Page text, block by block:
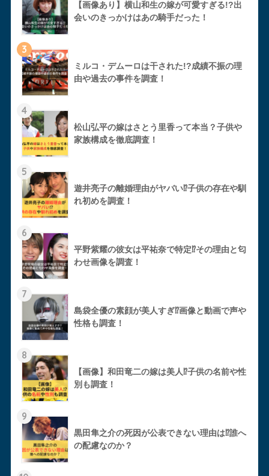
【画像あり】横山和生の嫁が可愛すぎる!?出
会いのきっかけはあの騎手だった！
3
ミルコ・デムーロは干された!?成績不振の理
由や過去の事件を調査！
4
松山弘平の嫁はさとう里香って本当？子供や
家族構成を徹底調査！
5
遊井亮子の離婚理由がヤバい⁉︎子供の存在や馴
れ初めを調査！
6
平野紫耀の彼女は平祐奈で特定⁉︎その理由と匂
わせ画像を調査！
7
島袋全優の素顔が美人すぎ⁉︎画像と動画で声や
性格も調査！
8
【画像】和田竜二の嫁は美人⁉︎子供の名前や性
別も調査！
9
黒田隼之介の死因が公表できない理由は⁉︎誰へ
の配慮なのか？